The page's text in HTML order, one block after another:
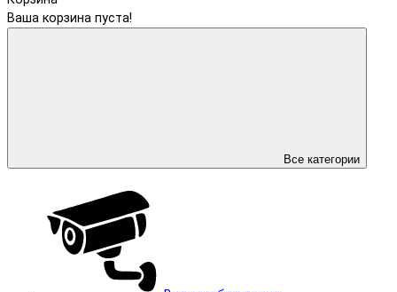
Ваша корзина пуста!
Все категории